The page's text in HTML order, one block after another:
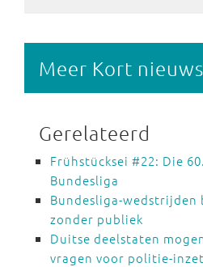
Meer Kort nieuws
Gerelateerd
Frühstücksei #22: Die
Bundesliga
Bundesliga-
zonder publiek
Duitse deelstaten
vragen voor politie-inzet